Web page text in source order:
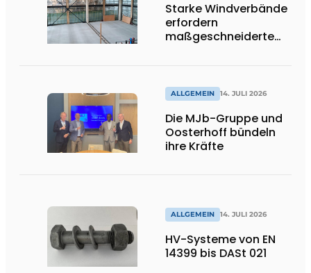
Starke Windverbände
erfordern
maßgeschneiderte
ALLGEMEIN 14. JULI 2026
Die MJb-Gruppe und
Oosterhoff bündeln
ihre Kräfte
ALLGEMEIN 14. JULI 2026
HV-Systeme von EN
14399 bis DASt 021